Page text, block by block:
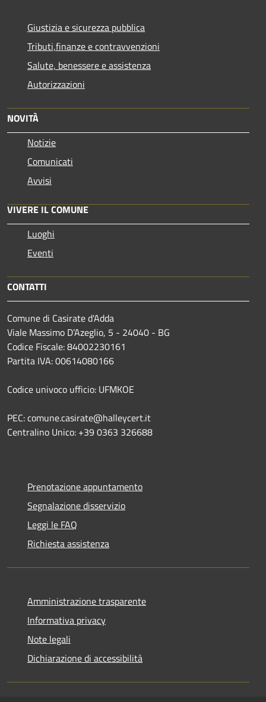
Giustizia e sicurezza pubblica
Tributi,finanze e contravvenzioni
Salute, benessere e assistenza
Autorizzazioni
NOVITÀ
Notizie
Comunicati
Avvisi
VIVERE IL COMUNE
Luoghi
Eventi
CONTATTI
Comune di Casirate d'Adda
Viale Massimo D’Azeglio, 5 - 24040 - BG
Codice Fiscale: 84002230161
Partita IVA: 00614080166
Codice univoco ufficio: UFMKOE
PEC: comune.casirate@halleycert.it
Centralino Unico: +39 0363 326688
Prenotazione appuntamento
Segnalazione disservizio
Leggi le FAQ
Richiesta assistenza
Amministrazione trasparente
Informativa privacy
Note legali
Dichiarazione di accessibilità